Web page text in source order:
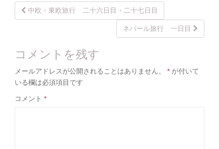
Post
中欧・東欧旅行 二十六日目・二十七日目
ネパール旅行 一日目
コメントを残す
メールアドレスが公開されることはありません。 * が付いて
いる欄は必須項目です
コメント *